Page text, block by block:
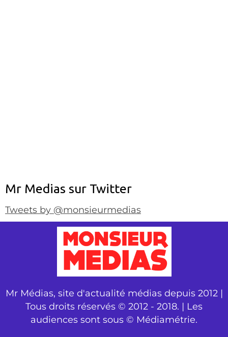
Mr Medias sur Twitter
Tweets by @monsieurmedias
Mr Médias, site d'actualité médias depuis 2012 |
Tous droits réservés © 2012 - 2018. | Les
audiences sont sous © Médiamétrie.